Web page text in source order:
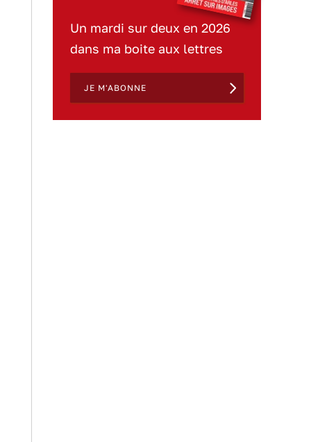
Un mardi sur deux en 2026
dans ma boite aux lettres
JE M'ABONNE